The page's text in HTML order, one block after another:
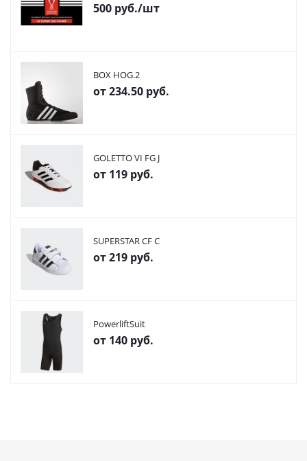
500 руб./шт
BOX HOG.2
от234.50 руб.
GOLETTO VI FG J
от 119 руб.
SUPERSTAR CF C
от219 руб.
PowerliftSuit
от 140 руб.